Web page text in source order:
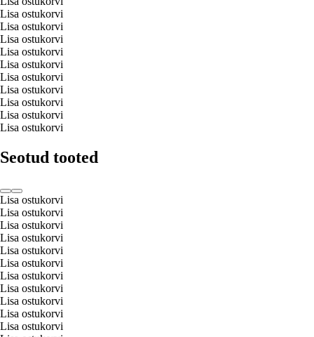
Lisa ostukorvi
Lisa ostukorvi
Lisa ostukorvi
Lisa ostukorvi
Lisa ostukorvi
Lisa ostukorvi
Lisa ostukorvi
Lisa ostukorvi
Lisa ostukorvi
Lisa ostukorvi
Seotud tooted
Lisa ostukorvi
Lisa ostukorvi
Lisa ostukorvi
Lisa ostukorvi
Lisa ostukorvi
Lisa ostukorvi
Lisa ostukorvi
Lisa ostukorvi
Lisa ostukorvi
Lisa ostukorvi
Lisa ostukorvi